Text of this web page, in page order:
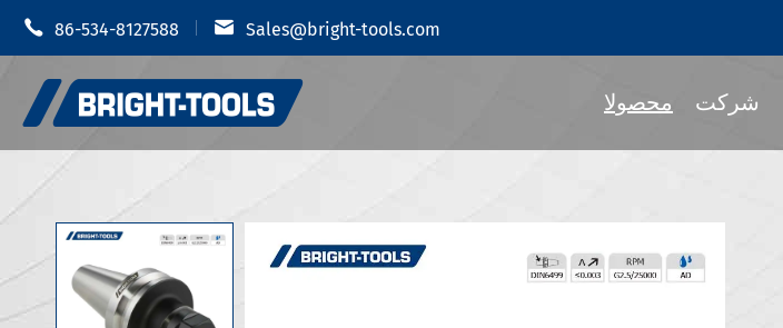
 86-534-8127588  Sales@bright-tools.com
محصولا
نگهبانان ابزار CNC
ابزارهای آماده و گردشده
جمع کردن نگه دار ابزار اندازه
شرکت